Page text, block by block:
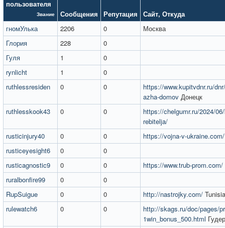
пользователя
Звание Сообщения Репутация Сайт, Откуда
гномУлька
2206 0
Москва
Глория
228
0
Гуля
1
0
rynlicht
1
0
ruthlessresiden
0 0
https://www.kupitvdnr.ru/
azha-domov Донецк
ruthlesskook43
0 0
https://chelgumr.ru/2024/
rebitelja/
rusticinjury40
0 0
https://vojna-v-ukraine.com/
rusticeyesight6
0
0
rusticagnostic9
0 0 https://www.trub-prom.com/
ruralbonfire99
0
0
RupSuigue
0 0 http://nastrojky.com/ Tunisia
rulewatch6
0 0
http://skags.ru/doc/pages/
1win_bonus_500.html